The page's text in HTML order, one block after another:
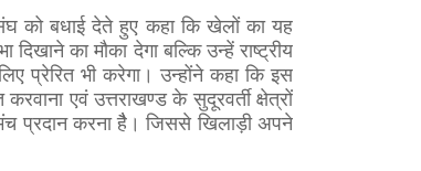
को बधाई देते हुए कहा कि खेलों का यह
का मौका देगा बल्कि उन्हें राष्ट्रीय
प्रेरित भी करेगा। उन्होंने कहा कि इस
एवं उत्तराखण्ड के सुदूरवर्ती क्षेत्रों
प्रदान करना हैै। जिससे खिलाड़ी अपने